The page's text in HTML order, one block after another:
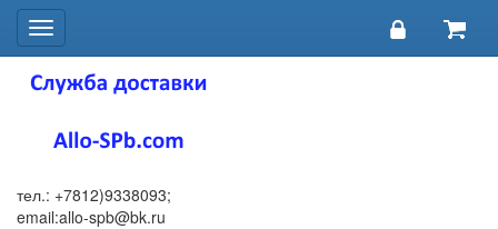
Toggle
navigation
тел.: +7812)9338093;
email:allo-spb@bk.ru